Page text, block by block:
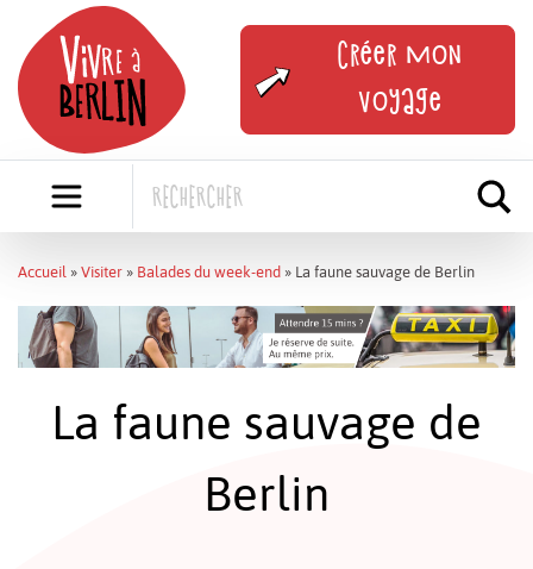
content
Créer mon
voyage
Accueil » Visiter » Balades du week-end » La faune sauvage de Berlin
La faune sauvage de
Berlin